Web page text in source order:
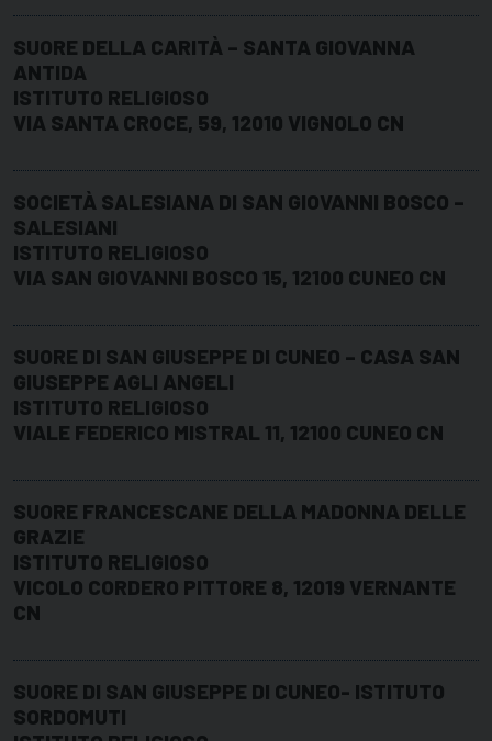
SUORE DELLA CARITÀ – SANTA GIOVANNA
ANTIDA
ISTITUTO RELIGIOSO
VIA SANTA CROCE, 59, 12010 VIGNOLO CN
SOCIETÀ SALESIANA DI SAN GIOVANNI BOSCO –
SALESIANI
ISTITUTO RELIGIOSO
VIA SAN GIOVANNI BOSCO 15, 12100 CUNEO CN
SUORE DI SAN GIUSEPPE DI CUNEO – CASA SAN
GIUSEPPE AGLI ANGELI
ISTITUTO RELIGIOSO
VIALE FEDERICO MISTRAL 11, 12100 CUNEO CN
SUORE FRANCESCANE DELLA MADONNA DELLE
GRAZIE
ISTITUTO RELIGIOSO
VICOLO CORDERO PITTORE 8, 12019 VERNANTE
CN
SUORE DI SAN GIUSEPPE DI CUNEO- ISTITUTO
SORDOMUTI